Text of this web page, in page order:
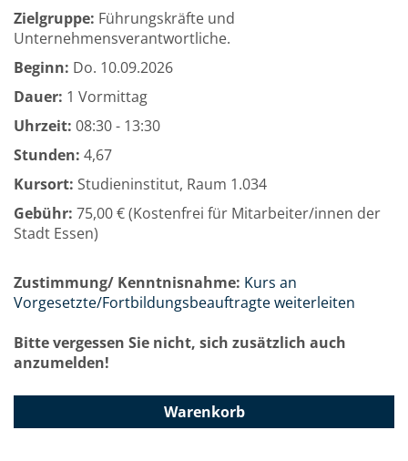
Zielgruppe: Führungskräfte und
Unternehmensverantwortliche.
Beginn: Do. 10.09.2026
Dauer: 1 Vormittag
Uhrzeit: 08:30 - 13:30
Stunden: 4,67
Kursort: Studieninstitut, Raum 1.034
Gebühr: 75,00 € (Kostenfrei für Mitarbeiter/innen der
Stadt Essen)
Zustimmung/ Kenntnisnahme: Kurs an
Vorgesetzte/Fortbildungsbeauftragte weiterleiten
Bitte vergessen Sie nicht, sich zusätzlich auch
anzumelden!
Warenkorb